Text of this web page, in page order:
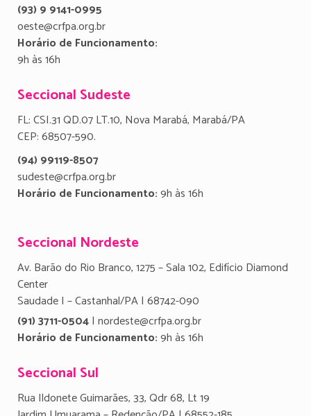
(93) 9 9141-0995
oeste@crfpa.org.br
Horário de Funcionamento:
9h às 16h
Seccional Sudeste
FL: CSI.31 QD.07 LT.10, Nova Marabá, Marabá/PA
CEP: 68507-590.
(94) 99119-8507
sudeste@crfpa.org.br
Horário de Funcionamento:9h às 16h
Seccional Nordeste
Av. Barão do Rio Branco, 1275 – Sala 102, Edifício Diamond
Center
Saudade I – Castanhal/PA | 68742-090
(91) 3711-0504| nordeste@crfpa.org.br
Horário de Funcionamento:9h às 16h
Seccional Sul
Rua Ildonete Guimarães, 33, Qdr 68, Lt 19